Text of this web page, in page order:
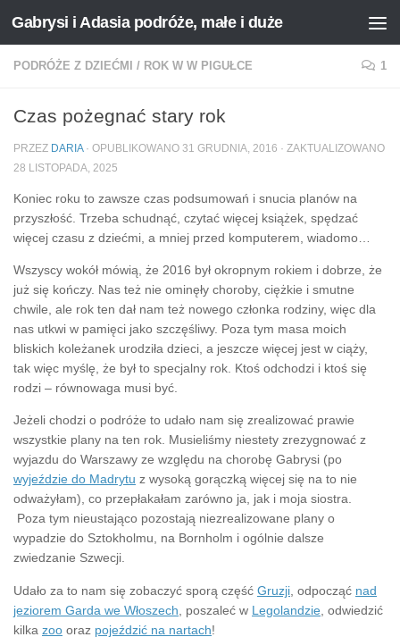
Przejdź do treści
Gabrysi i Adasia podróże, małe i duże
PODRÓŻE Z DZIEĆMI / ROK W W PIGUŁCE 1
Czas pożegnać stary rok
PRZEZ DARIA · OPUBLIKOWANO 31 GRUDNIA, 2016 · ZAKTUALIZOWANO
28 LISTOPADA, 2025
Koniec roku to zawsze czas podsumowań i snucia planów na
przyszłość. Trzeba schudnąć, czytać więcej książek, spędzać
więcej czasu z dziećmi, a mniej przed komputerem, wiadomo…
Wszyscy wokół mówią, że 2016 był okropnym rokiem i dobrze, że
już się kończy. Nas też nie ominęły choroby, ciężkie i smutne
chwile, ale rok ten dał nam też nowego członka rodziny, więc dla
nas utkwi w pamięci jako szczęśliwy. Poza tym masa moich
bliskich koleżanek urodziła dzieci, a jeszcze więcej jest w ciąży,
tak więc myślę, że był to specjalny rok. Ktoś odchodzi i ktoś się
rodzi – równowaga musi być.
Jeżeli chodzi o podróże to udało nam się zrealizować prawie
wszystkie plany na ten rok. Musieliśmy niestety zrezygnować z
wyjazdu do Warszawy ze względu na chorobę Gabrysi (po
wyjeździe do Madrytu z wysoką gorączką więcej się na to nie
odważyłam), co przepłakałam zarówno ja, jak i moja siostra.
Poza tym nieustająco pozostają niezrealizowane plany o
wypadzie do Sztokholmu, na Bornholm i ogólnie dalsze
zwiedzanie Szwecji.
Udało za to nam się zobaczyć sporą część Gruzji , odpocząć nad
jeziorem Garda we Włoszech , poszaleć w Legolandzie , odwiedzić
kilka zoo oraz pojeździć na nartach!